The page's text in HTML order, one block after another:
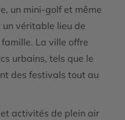
un mini-golf et même
un véritable lieu de
La ville offre
urbains, tels que le
des festivals tout au
activités de plein air